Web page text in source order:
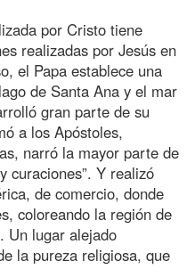
por Cristo tiene
realizadas por Jesús en
el Papa establece una
de Santa Ana y el mar
gran parte de su
a los Apóstoles,
narró la mayor parte de
curaciones”. Y realizó
de comercio, donde
coloreando la región de
Un lugar alejado
la pureza religiosa, que